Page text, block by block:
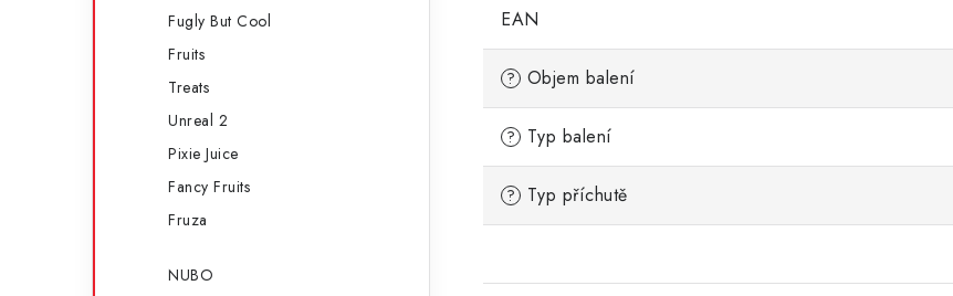
Fugly But Cool
Fruits
Treats
Unreal 2
Pixie Juice
Fancy Fruits
Fruza
NUBO
EAN
? Objem balení
? Typ balení
? Typ příchutě